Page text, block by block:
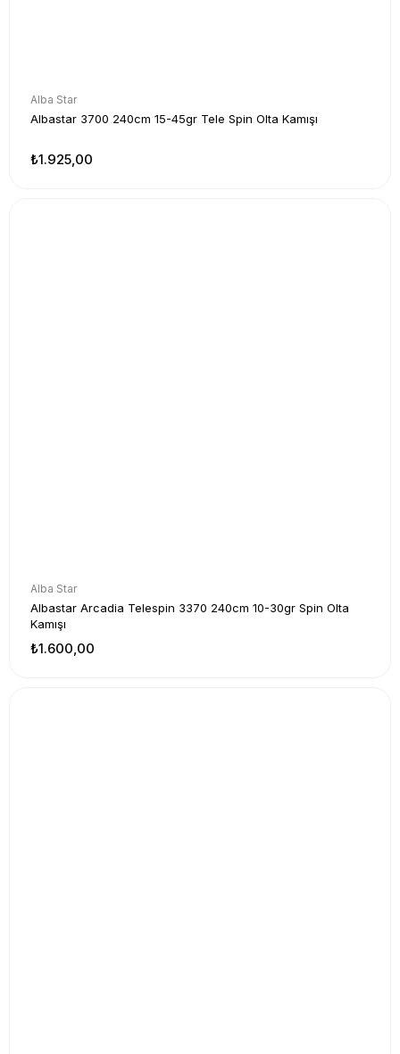
Alba Star
Albastar 3700 240cm 15-45gr Tele Spin Olta Kamışı
₺1.925,00
Alba Star
Albastar Arcadia Telespin 3370 240cm 10-30gr Spin Olta
Kamışı
₺1.600,00